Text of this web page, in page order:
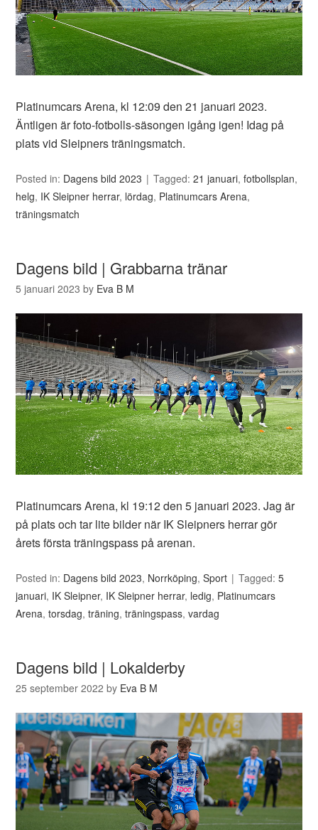
Platinumcars Arena, kl 12:09 den 21 januari 2023.
Äntligen är foto-fotbolls-säsongen igång igen! Idag på
plats vid Sleipners träningsmatch.
Posted in: Dagens bild 2023 Tagged:21 januari,fotbollsplan,
helg, IK Sleipner herrar, lördag, Platinumcars Arena,
träningsmatch
Dagens bild | Grabbarna tränar
5 januari 2023 by Eva B M
Platinumcars Arena, kl 19:12 den 5 januari 2023. Jag är
på plats och tar lite bilder när IK Sleipners herrar gör
årets första träningspass på arenan.
Posted in: Dagens bild 2023, Norrköping,Sport Tagged:5
januari, IK Sleipner, IK Sleipner herrar, ledig, Platinumcars
Arena,torsdag,träning,träningspass,vardag
Dagens bild | Lokalderby
25 september 2022 by Eva B M